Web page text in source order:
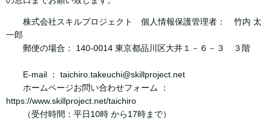
株式会社スキルプロジェクト 個人情報保護管理者： 竹内 太
一郎
郵便の場合： 140-0014 東京都品川区大井１－６－３ ３階
E-mail ： taichiro.takeuchi@skillproject.net
ホームページお問い合わせフォーム ：
https://www.skillproject.net/taichiro
（受付時間：平日10時 から17時まで）